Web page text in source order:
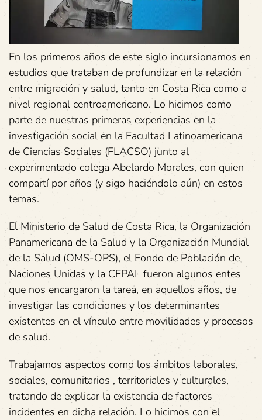
En los primeros años de este siglo incursionamos en
estudios que trataban de profundizar en la relación
entre migración y salud, tanto en Costa Rica como a
nivel regional centroamericano. Lo hicimos como
parte de nuestras primeras experiencias en la
investigación social en la Facultad Latinoamericana
de Ciencias Sociales (FLACSO) junto al
experimentado colega Abelardo Morales, con quien
compartí por años (y sigo haciéndolo aún) en estos
temas.
El Ministerio de Salud de Costa Rica, la Organización
Panamericana de la Salud y la Organización Mundial
de la Salud (OMS-OPS), el Fondo de Población de
Naciones Unidas y la CEPAL fueron algunos entes
que nos encargaron la tarea, en aquellos años, de
investigar las condiciones y los determinantes
existentes en el vínculo entre movilidades y procesos
de salud.
Trabajamos aspectos como los ámbitos laborales,
sociales, comunitarios , territoriales y culturales,
tratando de explicar la existencia de factores
incidentes en dicha relación. Lo hicimos con el